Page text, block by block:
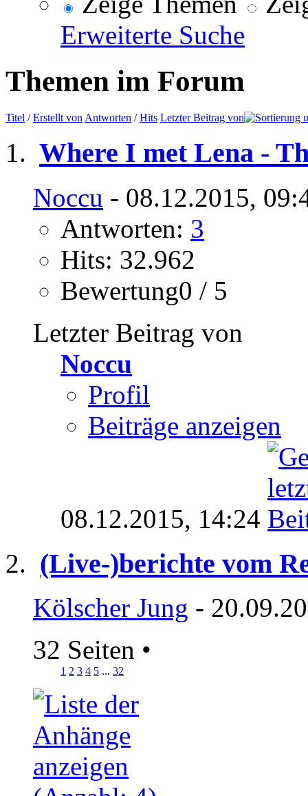
Erweiterte Suche
Themen im Forum
Titel /Erstellt von Antworten /Hits Letzter Beitrag von
Where I met Lena -
Noccu - 08.12.2015,
Antworten: 3
Hits: 32.962
Bewertung0 / 5
Letzter Beitrag von
Noccu
Profil
Beiträge anzeigen
08.12.2015, 14:24
(Live-)berichte vom
Kölscher Jung -
32 Seiten •
1 2 3 4 5 ... 32